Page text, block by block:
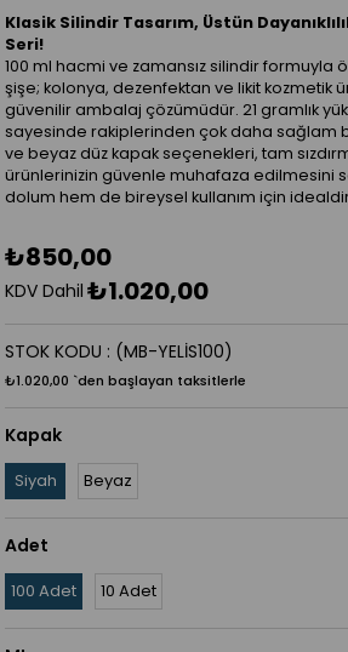
Klasik Silindir Tasarım, Üstün
Seri!
100 ml hacmi ve zamansız silindir formuyla
şişe; kolonya, dezenfektan ve likit kozmetik
güvenilir ambalaj çözümüdür. 21 gramlık
sayesinde rakiplerinden çok daha sağlam
ve beyaz düz kapak seçenekleri, tam
ürünlerinizin güvenle muhafaza edilmesini
dolum hem de bireysel kullanım için
₺850,00
KDV Dahil ₺1.020,00
(MB-YELİS100)
STOK KODU
₺1.020,00 `den başlayan taksitlerle
Kapak
Siyah Beyaz
Adet
100 Adet 10 Adet